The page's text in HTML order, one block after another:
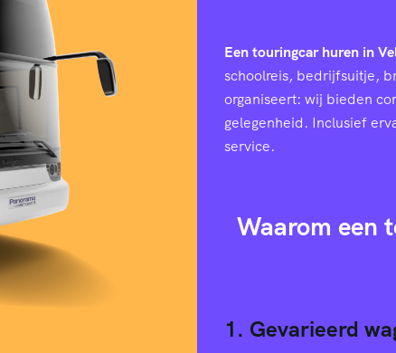
Een touringcar huren in
schoolreis, bedrijfsuitje,
organiseert: wij bieden
gelegenheid. Inclusief
service.
Waarom een
1. Gevarieerd